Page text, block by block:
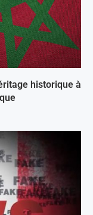
historique à